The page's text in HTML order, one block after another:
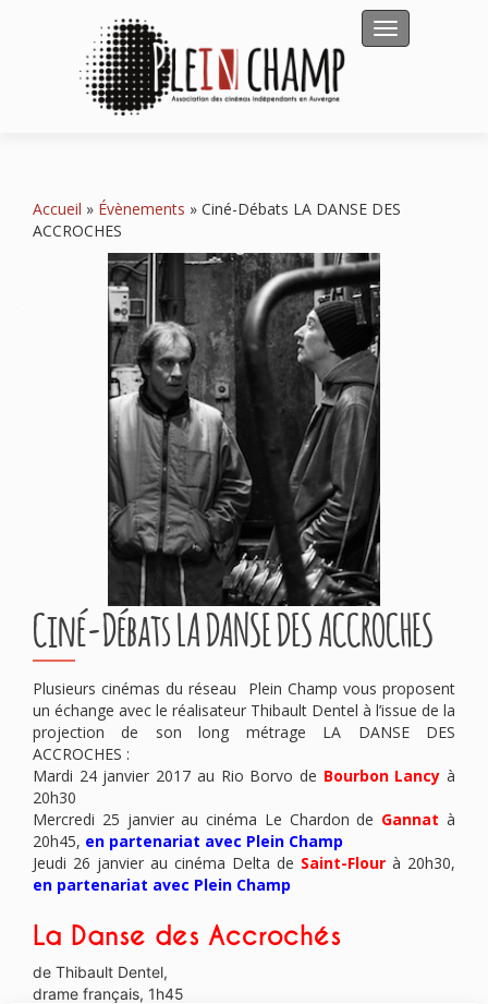
Afficher/
Accueil » Évènements » Ciné-Débats LA DANSE DES
ACCROCHES
Ciné-Débats LA DANSE DES ACCROCHES
Plusieurs cinémas du réseau Plein Champ vous proposent
un échange avec le réalisateur Thibault Dentel à l’issue de la
projection de son long métrage LA DANSE DES
ACCROCHES :
Mardi 24 janvier 2017 au Rio Borvo de Bourbon Lancyà
20h30
Mercredi 25 janvier au cinéma Le Chardon de Gannat à
20h45, en partenariat avec Plein Champ
Jeudi 26 janvier au cinéma Delta de Saint-Flour à 20h30,
en partenariat avec Plein Champ
La Danse des Accrochés
de Thibault Dentel,
drame français, 1h45